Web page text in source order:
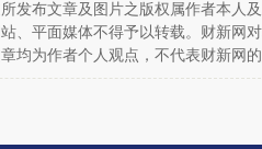
发布文章及图片之版权属作者本人
、平面媒体不得予以转载。财新网
均为作者个人观点，不代表财新网的